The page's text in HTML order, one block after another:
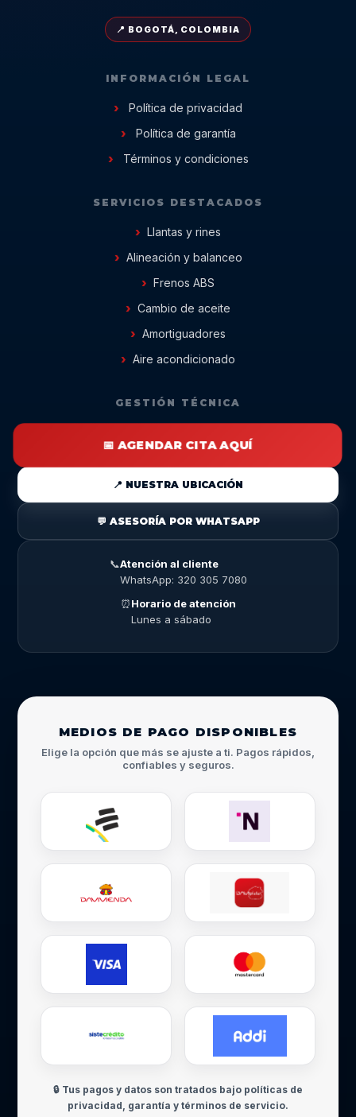
📍 BOGOTÁ, COLOMBIA
INFORMACIÓN LEGAL
Política de privacidad
Política de garantía
Términos y condiciones
SERVICIOS DESTACADOS
Llantas y rines
Alineación y balanceo
Frenos ABS
Cambio de aceite
Amortiguadores
Aire acondicionado
GESTIÓN TÉCNICA
📅 AGENDAR CITA AQUÍ
📍 NUESTRA UBICACIÓN
💬 ASESORÍA POR WHATSAPP
📞Atención al cliente
WhatsApp: 320 305 7080
⏰Horario de atención
Lunes a sábado
MEDIOS DE PAGO DISPONIBLES
Elige la opción que más se ajuste a ti. Pagos rápidos,
confiables y seguros.
🔒 Tus pagos y datos son tratados bajo políticas de
privacidad, garantía y términos de servicio.